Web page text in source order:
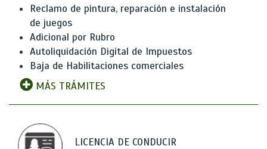
Reclamo de pintura, reparación e instalación
de juegos
Adicional por Rubro
Autoliquidación Digital de Impuestos
Baja de Habilitaciones comerciales
MÁS TRÁMITES
LICENCIA DE CONDUCIR